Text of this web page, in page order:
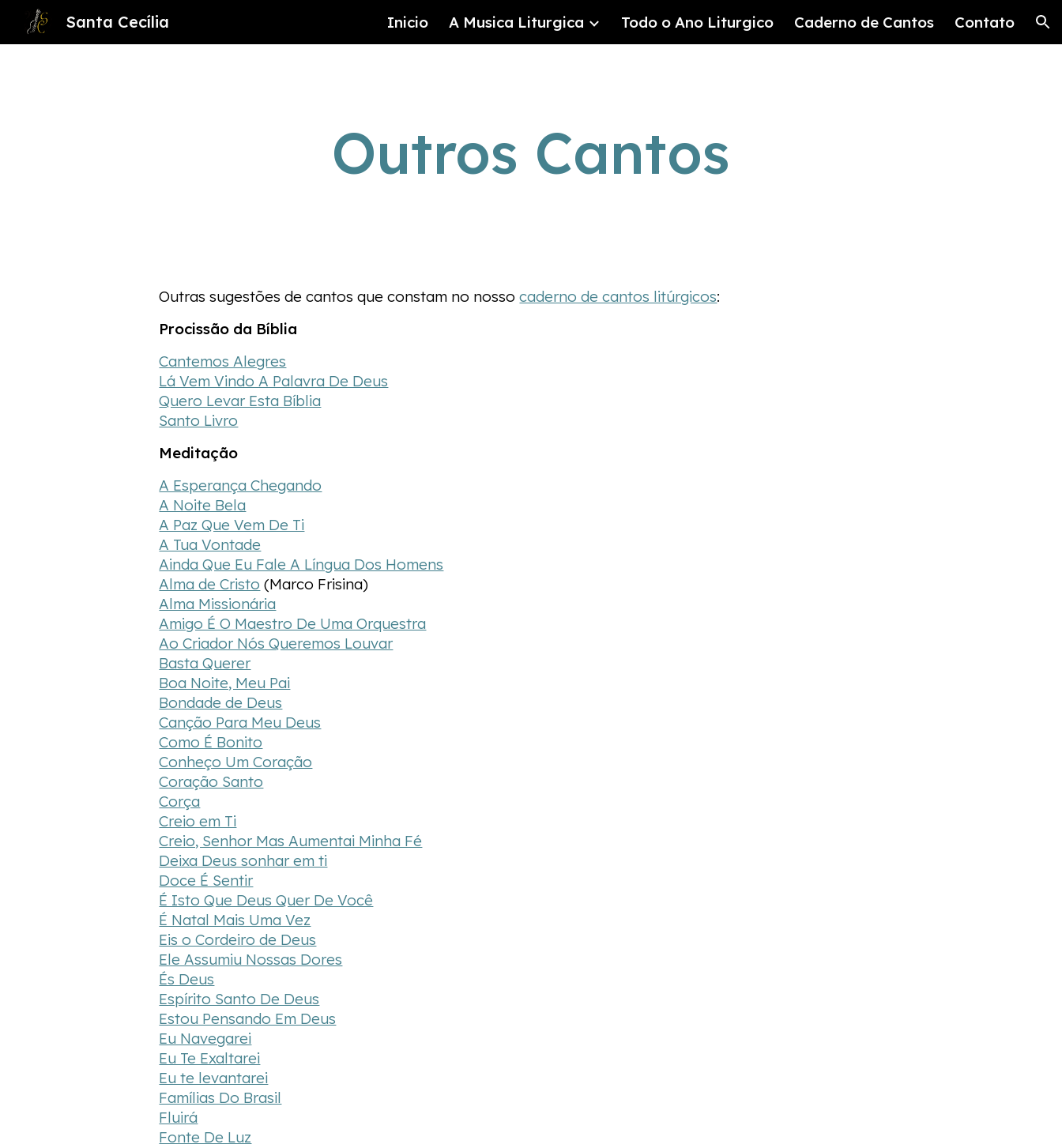
Skip to main content Skip to navigation
Santa Cecília Inicio A Musica Liturgica Todo o Ano Liturgico Caderno de Cantos Contato
Outros Cantos
Outras sugestões de cantos que constam no nosso caderno de cantos litúrgicos:
Procissão da Bíblia
Cantemos Alegres
Lá Vem Vindo A Palavra De Deus
Quero Levar Esta Bíblia
Santo Livro
Meditação
A Esperança Chegando
A Noite Bela
A Paz Que Vem De Ti
A Tua Vontade
Ainda Que Eu Fale A Língua Dos Homens
Alma de Cristo (Marco Frisina)
Alma Missionária
Amigo É O Maestro De Uma Orquestra
Ao Criador Nós Queremos Louvar
Basta Querer
Boa Noite, Meu Pai
Bondade de Deus
Canção Para Meu Deus
Como É Bonito
Conheço Um Coração
Coração Santo
Corça
Creio em Ti
Creio, Senhor Mas Aumentai Minha Fé
Deixa Deus sonhar em ti
Doce É Sentir
É Isto Que Deus Quer De Você
É Natal Mais Uma Vez
Eis o Cordeiro de Deus
Ele Assumiu Nossas Dores
És Deus
Espírito Santo De Deus
Estou Pensando Em Deus
Eu Navegarei
Eu Te Exaltarei
Eu te levantarei
Famílias Do Brasil
Fluirá
Fonte De Luz